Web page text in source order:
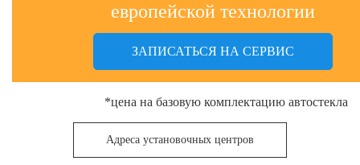
европейской технологии
ЗАПИСАТЬСЯ НА СЕРВИС
*цена на базовую комплектацию автостекла
Адреса установочных центров